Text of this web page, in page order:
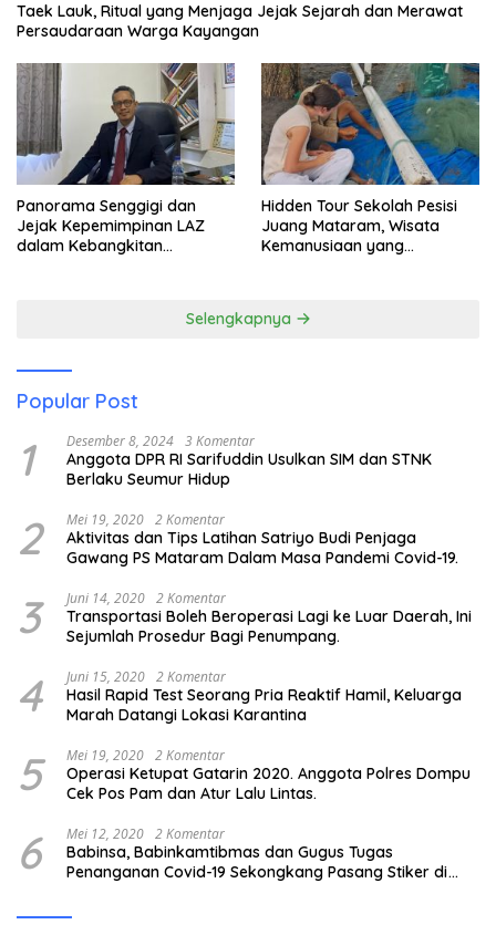
Taek Lauk, Ritual yang Menjaga Jejak Sejarah dan Merawat
Persaudaraan Warga Kayangan
Panorama Senggigi dan
Jejak Kepemimpinan LAZ
dalam Kebangkitan
Hidden Tour Sekolah Pesisi
Juang Mataram, Wisata
Kemanusiaan yang
Selengkapnya
Popular Post
1 Desember 8, 2024 3 Komentar
Anggota DPR RI Sarifuddin Usulkan SIM dan STNK
Berlaku Seumur Hidup
2 Mei 19, 2020 2 Komentar
Aktivitas dan Tips Latihan Satriyo Budi Penjaga
Gawang PS Mataram Dalam Masa Pandemi Covid-19.
3 Juni 14, 2020 2 Komentar
Transportasi Boleh Beroperasi Lagi ke Luar Daerah, Ini
Sejumlah Prosedur Bagi Penumpang.
4 Juni 15, 2020 2 Komentar
Hasil Rapid Test Seorang Pria Reaktif Hamil, Keluarga
Marah Datangi Lokasi Karantina
5 Mei 19, 2020 2 Komentar
Operasi Ketupat Gatarin 2020. Anggota Polres Dompu
Cek Pos Pam dan Atur Lalu Lintas.
6 Mei 12, 2020 2 Komentar
Babinsa, Babinkamtibmas dan Gugus Tugas
Penanganan Covid-19 Sekongkang Pasang Stiker di